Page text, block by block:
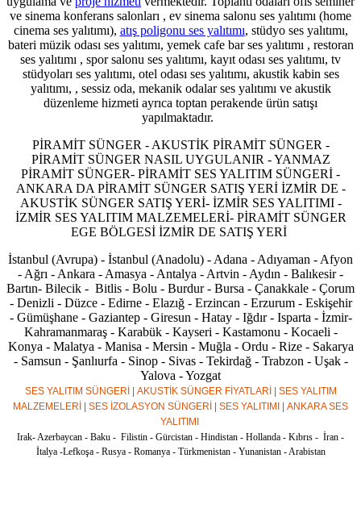
ve sinema konferans salonları , ev sinema salonu ses yalıtımı (home
cinema ses yalıtımı), atış poligonu ses yalıtımı, stüdyo ses yalıtımı,
bateri müzik odası ses yalıtımı, yemek cafe bar ses yalıtımı , restoran
ses yalıtımı , spor salonu ses yalıtımı, kayıt odası ses yalıtımı, tv
stüdyoları ses yalıtımı, otel odası ses yalıtımı, akustik kabin ses
yalıtımı, , sessiz oda, mekanik odalar ses yalıtımı ve akustik
düzenleme hizmeti ayrıca toptan perakende ürün satışı
yapılmaktadır.
PİRAMİT SÜNGER - AKUSTİK PİRAMİT SÜNGER -
PİRAMİT SÜNGER NASIL UYGULANIR - YANMAZ
PİRAMİT SÜNGER- PİRAMİT SES YALITIM SÜNGERİ -
ANKARA DA PİRAMİT SÜNGER SATIŞ YERİ İZMİR DE -
AKUSTİK SÜNGER SATIŞ YERİ- İZMİR SES YALITIMI -
İZMİR SES YALITIM MALZEMELERİ- PİRAMİT SÜNGER
EGE BÖLGESİ İZMİR DE SATIŞ YERİ
İstanbul (Avrupa) - İstanbul (Anadolu) - Adana - Adıyaman - Afyon
- Ağrı - Ankara - Amasya - Antalya - Artvin - Aydın - Balıkesir -
Bartın- Bilecik - Bitlis - Bolu - Burdur - Bursa - Çanakkale - Çorum
- Denizli - Düzce - Edirne - Elazığ - Erzincan - Erzurum - Eskişehir
- Gümüşhane - Gaziantep - Giresun - Hatay - Iğdır - Isparta - İzmir-
Kahramanmaraş - Karabük - Kayseri - Kastamonu - Kocaeli -
Konya - Malatya - Manisa - Mersin - Muğla - Ordu - Rize - Sakarya
- Samsun - Şanlıurfa - Sinop - Sivas - Tekirdağ - Trabzon - Uşak -
Yalova - Yozgat
SES YALITIM SÜNGERİ | AKUSTİK SÜNGER FİYATLARİ| SES YALITIM
MALZEMELERİ | SES İZOLASYON SÜNGERİ | SES YALITIMI | ANKARA SES
YALITIMI
Irak- Azerbaycan - Baku - Filistin - Gürcistan - Hindistan - Hollanda - Kıbrıs - İran -
İtalya -Lefkoşa - Rusya - Romanya - Türkmenistan - Yunanistan - Arabistan